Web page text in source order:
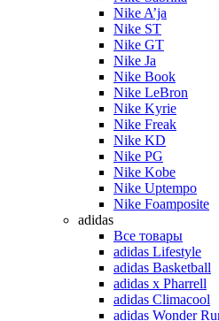
Nike A’ja
Nike ST
Nike GT
Nike Ja
Nike Book
Nike LeBron
Nike Kyrie
Nike Freak
Nike KD
Nike PG
Nike Kobe
Nike Uptempo
Nike Foamposite
adidas
Все товары
adidas Lifestyle
adidas Basketball
adidas x Pharrell
adidas Climacool
adidas Wonder